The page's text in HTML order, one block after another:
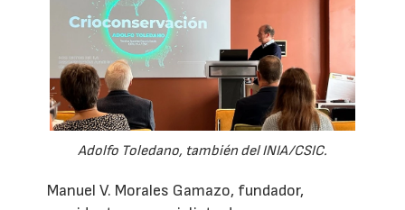
Adolfo Toledano, también del INIA/CSIC.
Manuel V. Morales Gamazo, fundador,